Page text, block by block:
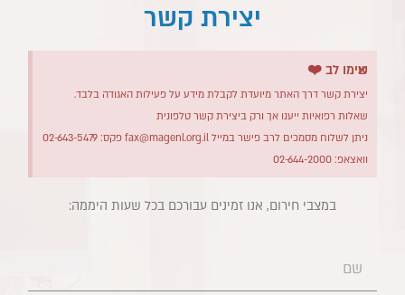
יצירת קשר
שימו לב ❤️
יצירת קשר דרך האתר מיועדת לקבלת מידע על פעילות האגודה בלבד.
שאלות רפואיות ייענו אך ורק ביצירת קשר טלפונית
ניתן לשלוח מסמכים לרב פישר במיילfax@magenl.org.il
פקס: 02-643-5479
וואצאפ: 02-644-2000
×
במצבי חירום, אנו זמינים עבורכם בכל שעות היממה:​